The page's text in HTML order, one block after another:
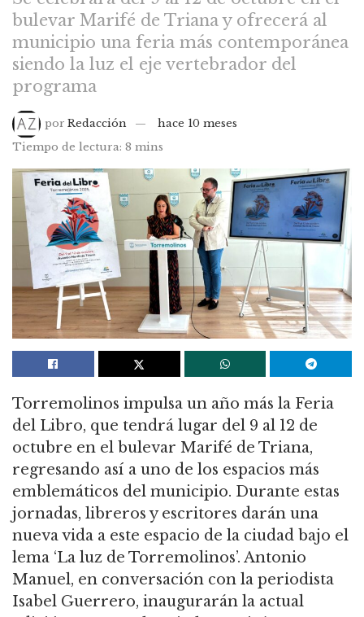
bulevar Marifé de Triana y ofrecerá al
municipio una feria más contemporánea
siendo la luz el eje vertebrador del
programa
por Redacción
hace 10 meses
Tiempo de lectura: 8 mins
Torremolinos impulsa un año más la Feria
del Libro, que tendrá lugar del 9 al 12 de
octubre en el bulevar Marifé de Triana,
regresando así a uno de los espacios más
emblemáticos del municipio. Durante estas
jornadas, libreros y escritores darán una
nueva vida a este espacio de la ciudad bajo el
lema ‘La luz de Torremolinos’. Antonio
Manuel, en conversación con la periodista
Isabel Guerrero, inaugurarán la actual